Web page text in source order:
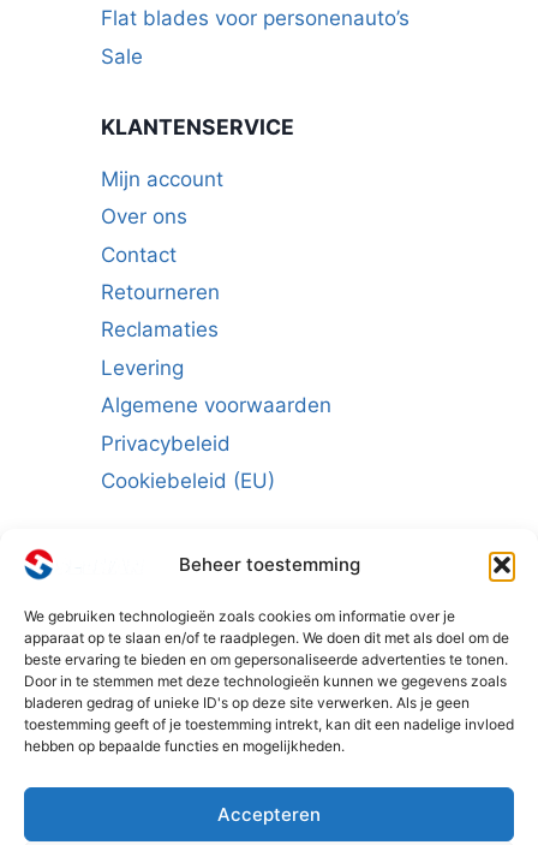
Beheer toestemming
We gebruiken technologieën zoals cookies om informatie over je
apparaat op te slaan en/of te raadplegen. We doen dit met als doel om de
beste ervaring te bieden en om gepersonaliseerde advertenties te tonen.
Door in te stemmen met deze technologieën kunnen we gegevens zoals
bladeren gedrag of unieke ID's op deze site verwerken. Als je geen
toestemming geeft of je toestemming intrekt, kan dit een nadelige invloed
hebben op bepaalde functies en mogelijkheden.
Accepteren
Flat blades voor personenauto’s
Sale
KLANTENSERVICE
Mijn account
Over ons
Contact
Retourneren
Reclamaties
Levering
Algemene voorwaarden
Privacybeleid
Cookiebeleid (EU)
Schrijf u in voor de nieuwsbrief:
E-mailadres*